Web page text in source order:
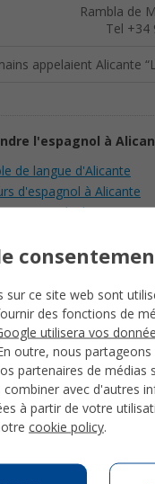
Rambla de
Tel +34
appelaient Alicante
l'espagnol à
de langue d'Alicante
d'espagnol à Alicante
à Alicante
d'Alicante
Guide du
Guide du
Guide du
Guide du
Guide du
sur ce site web sont
des fonctions de
utilisera vos
outre, nous
partenaires de médias
combiner avec d'autres
à partir de votre
cookie policy.